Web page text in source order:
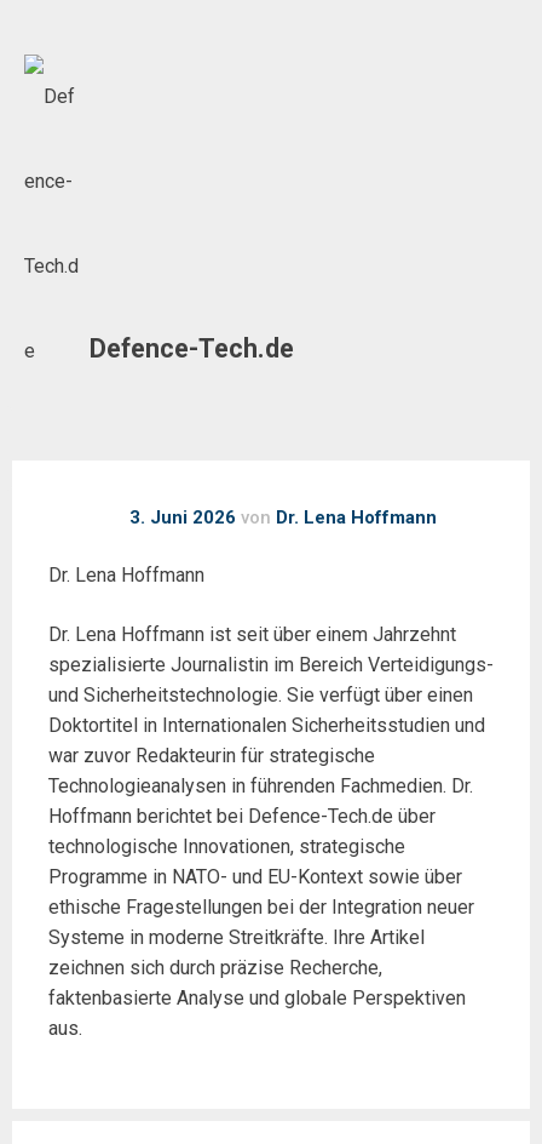
Skip
Defence-Tech.de
3. Juni 2026 von Dr. Lena Hoffmann
Dr. Lena Hoffmann
Dr. Lena Hoffmann ist seit über einem Jahrzehnt
spezialisierte Journalistin im Bereich Verteidigungs-
und Sicherheitstechnologie. Sie verfügt über einen
Doktortitel in Internationalen Sicherheitsstudien und
war zuvor Redakteurin für strategische
Technologieanalysen in führenden Fachmedien. Dr.
Hoffmann berichtet bei Defence-Tech.de über
technologische Innovationen, strategische
Programme in NATO- und EU-Kontext sowie über
ethische Fragestellungen bei der Integration neuer
Systeme in moderne Streitkräfte. Ihre Artikel
zeichnen sich durch präzise Recherche,
faktenbasierte Analyse und globale Perspektiven
aus.